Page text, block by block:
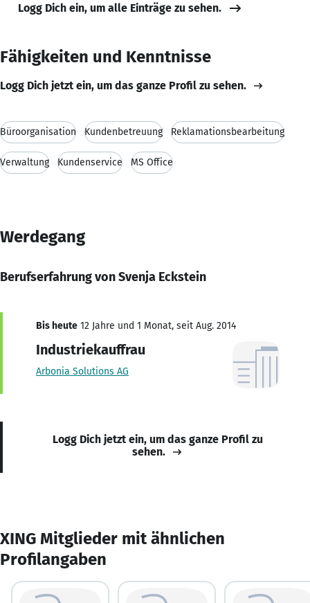
Logg Dich ein, um alle Einträge zu sehen.
Fähigkeiten und Kenntnisse
Logg Dich jetzt ein, um das ganze Profil zu sehen.
Büroorganisation Kundenbetreuung Reklamationsbearbeitung
Verwaltung Kundenservice MS Office
Werdegang
Berufserfahrung von Svenja Eckstein
Bis heute 12 Jahre und 1 Monat, seit Aug. 2014
Industriekauffrau
Arbonia Solutions AG
Logg Dich jetzt ein, um das ganze Profil zu
sehen.
XING Mitglieder mit ähnlichen
Profilangaben